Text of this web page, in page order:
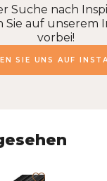
Suche nach
Sie auf unserem
vorbei!
SIE UNS AUF